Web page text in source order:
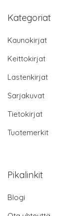
Kategoriat
Kaunokirjat
Keittokirjat
Lastenkirjat
Sarjakuvat
Tietokirjat
Tuotemerkit
Pikalinkit
Blogi